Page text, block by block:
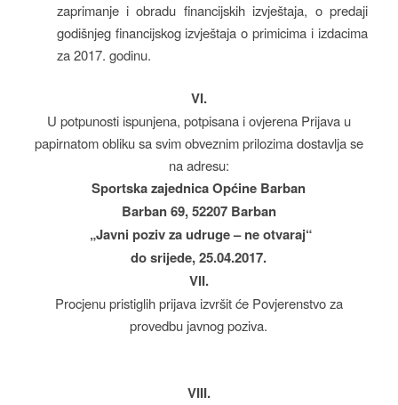
zaprimanje i obradu financijskih izvještaja, o predaji
godišnjeg financijskog izvještaja o primicima i izdacima
za 2017. godinu.
VI.
U potpunosti ispunjena, potpisana i ovjerena Prijava u
papirnatom obliku sa svim obveznim prilozima dostavlja se
na adresu:
Sportska zajednica Općine Barban
Barban 69, 52207 Barban
„Javni poziv za udruge – ne otvaraj“
do srijede, 25.04.2017.
VII.
Procjenu pristiglih prijava izvršit će Povjerenstvo za
provedbu javnog poziva.
VIII.